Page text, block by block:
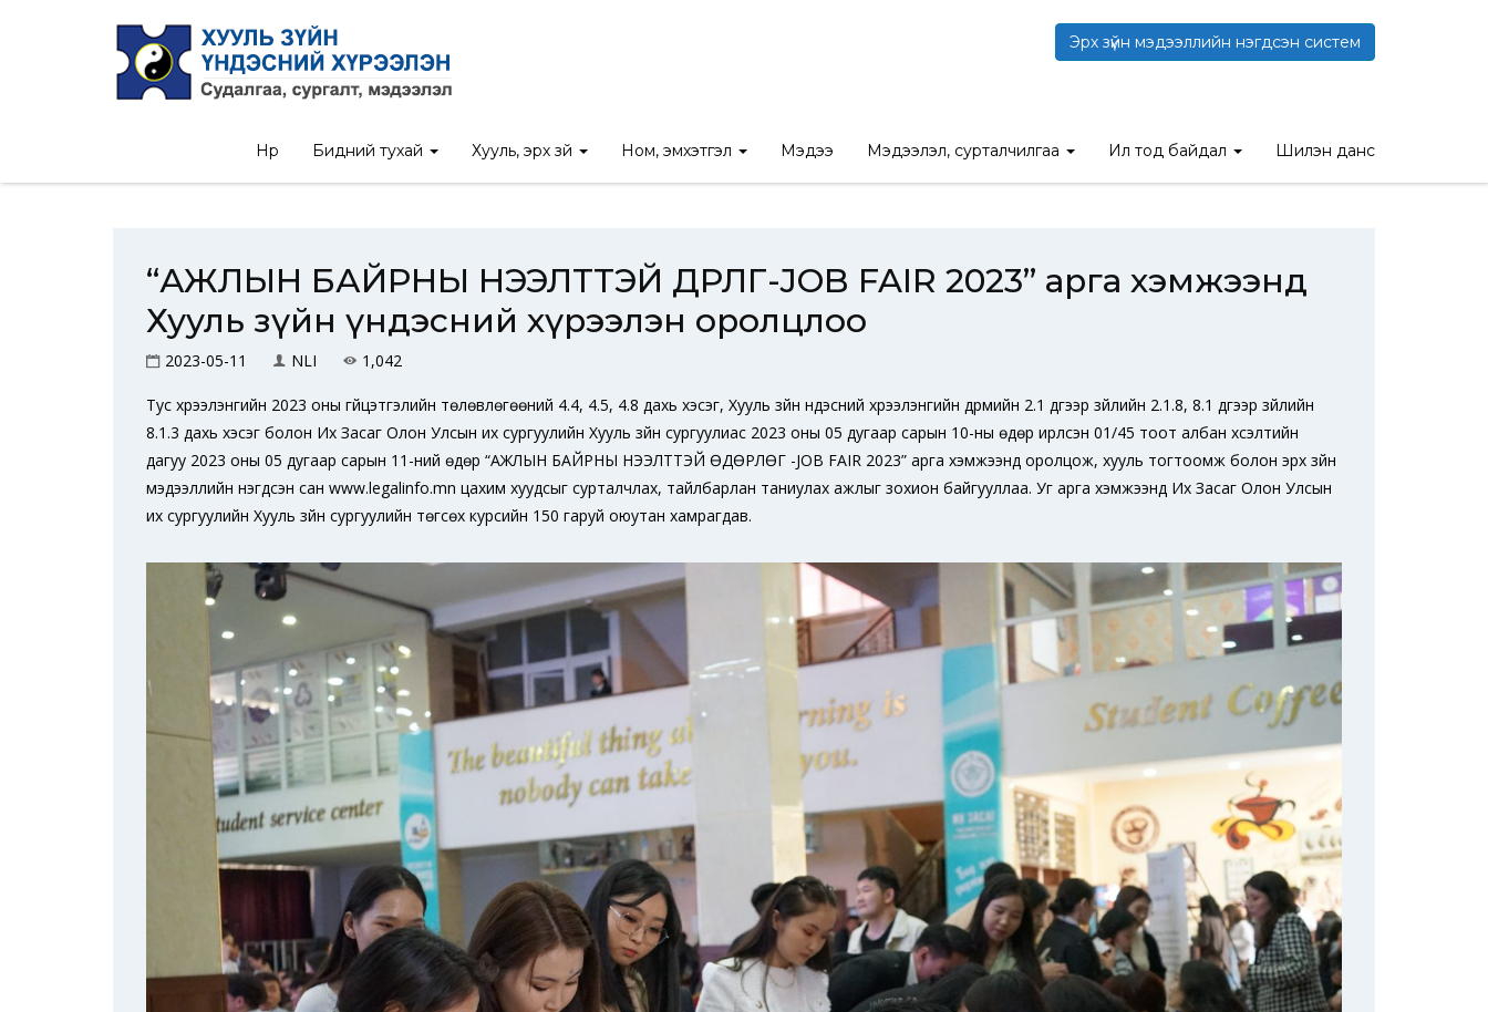
Эрх зүйн мэдээллийн нэгдсэн систем
Нүүр Бидний тухай Хууль, эрх зүй Ном, эмхэтгэл Мэдээ Мэдээлэл, сурталчилгаа Ил тод байдал Шилэн данс
/ Мэдээ / “АЖЛЫН БАЙРНЫ НЭЭЛТТЭЙ ӨДӨРЛӨГ-JOB FAIR 2023” арга хэмжээнд Хууль зүйн үндэсний хүрээлэн оролцлоо
“АЖЛЫН БАЙРНЫ НЭЭЛТТЭЙ ӨДӨРЛӨГ-JOB FAIR 2023” арга хэмжээнд
Хууль зүйн үндэсний хүрээлэн оролцлоо
2023-05-11 NLI 1,042
Тус хүрээлэнгийн 2023 оны гүйцэтгэлийн төлөвлөгөөний 4.4, 4.5, 4.8 дахь хэсэг, Хууль зүйн үндэсний хүрээлэнгийн дүрмийн 2.1 дүгээр зүйлийн 2.1.8, 8.1 дүгээр зүйлийн
8.1.3 дахь хэсэг болон Их Засаг Олон Улсын их сургуулийн Хууль зүйн сургуулиас 2023 оны 05 дугаар сарын 10-ны өдөр ирүүлсэн 01/45 тоот албан хүсэлтийн
дагуу 2023 оны 05 дугаар сарын 11-ний өдөр “АЖЛЫН БАЙРНЫ НЭЭЛТТЭЙ ӨДӨРЛӨГ -JOB FAIR 2023” арга хэмжээнд оролцож, хууль тогтоомж болон эрх зүйн
мэдээллийн нэгдсэн сан www.legalinfo.mn цахим хуудсыг сурталчлах, тайлбарлан таниулах ажлыг зохион байгууллаа. Уг арга хэмжээнд Их Засаг Олон Улсын
их сургуулийн Хууль зүйн сургуулийн төгсөх курсийн 150 гаруй оюутан хамрагдав.